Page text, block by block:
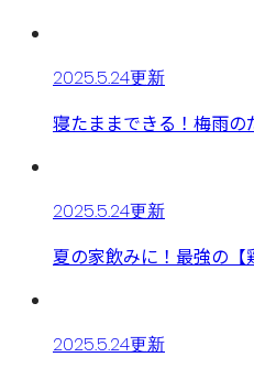
2025.5.24更新
寝たままできる！梅雨
2025.5.24更新
夏の家飲みに！最強の【
2025.5.24更新